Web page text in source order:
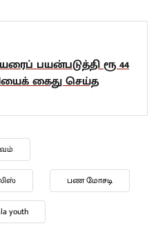
பயன்படுத்தி ரூ 44
கைது செய்த
பண மோசடி
youth